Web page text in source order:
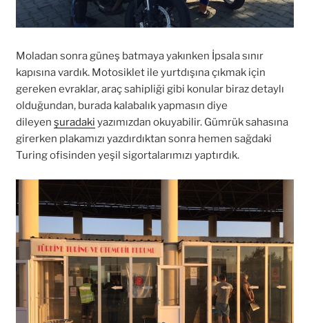
Moladan sonra güneş batmaya yakınken İpsala sınır
kapısına vardık. Motosiklet ile yurtdışına çıkmak için
gereken evraklar, araç sahipliği gibi konular biraz detaylı
olduğundan, burada kalabalık yapmasın diye
dileyen şuradaki yazımızdan okuyabilir. Gümrük sahasına
girerken plakamızı yazdırdıktan sonra hemen sağdaki
Turing ofisinden yeşil sigortalarımızı yaptırdık.